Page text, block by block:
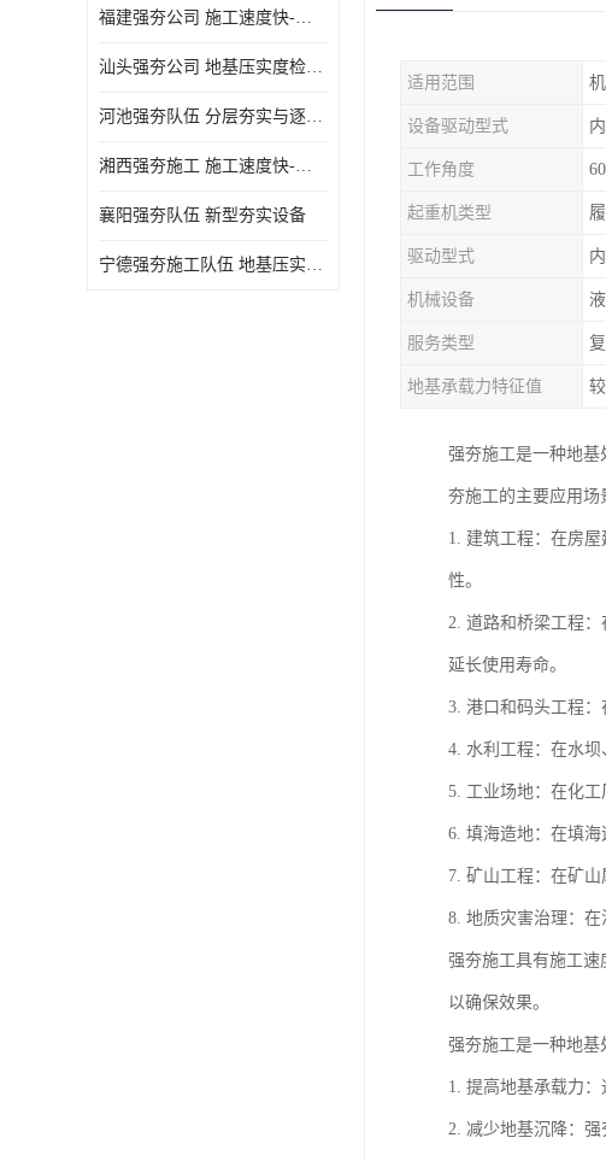
福建强夯公司 施工速度快-施耐用性强
汕头强夯公司 地基压实度检测方法与标准
河池强夯队伍 分层夯实与逐层检测技术
湘西强夯施工 施工速度快-施耐用性强
襄阳强夯队伍 新型夯实设备
宁德强夯施工队伍 地基压实度检测方法与标准
适用范围
设备驱动型式
工作角度
起重机类型
驱动型式
机械设备
服务类型
地基承载力特征值
强夯施工是一种地基
夯施工的主要应用场
1. 建筑工程：在房
性。
2. 道路和桥梁工程
延长使用寿命。
3. 港口和码头工程
4. 水利工程：在水
5. 工业场地：在化
6. 填海造地：在填
7. 矿山工程：在矿
8. 地质灾害治理：
强夯施工具有施工速
以确保效果。
强夯施工是一种地基
1. 提高地基承载力
2. 减少地基沉降：